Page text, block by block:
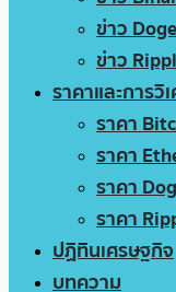
ข่าว
ข่าว
ราคาและการวิ
ราคา
ราคา
ราคา
ราคา
ปฏิทินเศรษฐกิจ
บทความ